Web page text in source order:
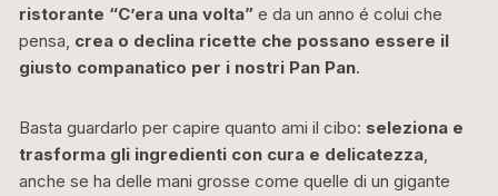
ristorante “C’era una volta” e da un anno é colui che
pensa, crea o declina ricette che possano essere il
giusto companatico per i nostri Pan Pan.
Basta guardarlo per capire quanto ami il cibo: seleziona e
trasforma gli ingredienti con cura e delicatezza,
anche se ha delle mani grosse come quelle di un gigante